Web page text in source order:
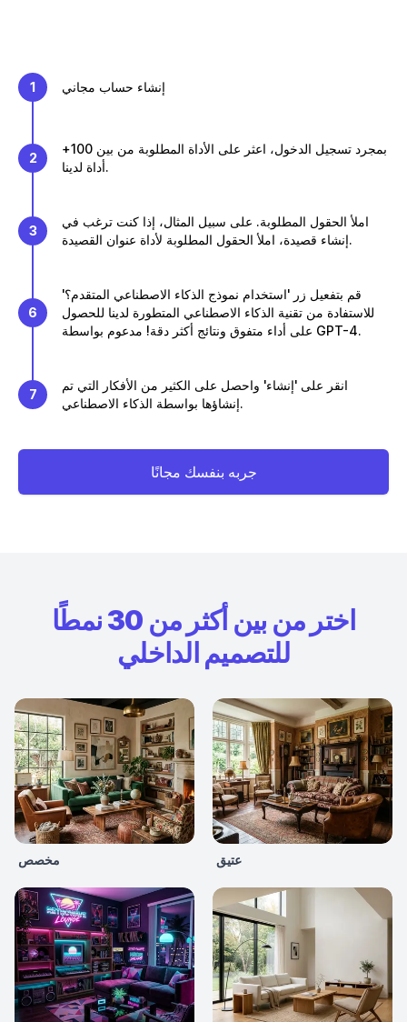
1 إنشاء حساب مجاني
2
بمجرد تسجيل الدخول، اعثر على الأداة المطلوبة من بين 100+
أداة لدينا.
3
املأ الحقول المطلوبة. على سبيل المثال، إذا كنت ترغب في
إنشاء قصيدة، املأ الحقول المطلوبة لأداة عنوان القصيدة.
6
قم بتفعيل زر 'استخدام نموذج الذكاء الاصطناعي المتقدم؟'
للاستفادة من تقنية الذكاء الاصطناعي المتطورة لدينا للحصول
على أداء متفوق ونتائج أكثر دقة! مدعوم بواسطة GPT-4.
7
انقر على 'إنشاء' واحصل على الكثير من الأفكار التي تم
إنشاؤها بواسطة الذكاء الاصطناعي.
جربه بنفسك مجانًا
اختر من بين أكثر من 30 نمطًا
للتصميم الداخلي
مخصص عتيق